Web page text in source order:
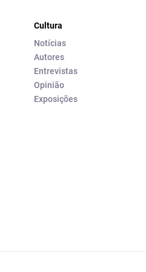
Cultura
Notícias
Autores
Entrevistas
Opinião
Exposições